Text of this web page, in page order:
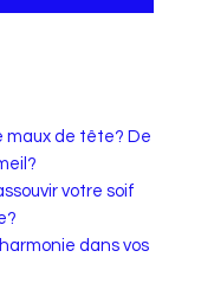
maux de tête? De
votre soif
dans vos